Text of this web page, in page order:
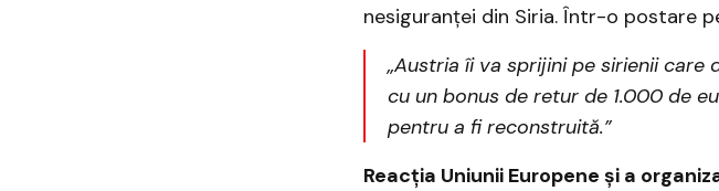
nesiguranței din Siria. Într-o postare
„Austria îi va sprijini pe sirienii
cu un bonus de retur de 1.000 de
pentru a fi reconstruită.”
Reacția Uniunii Europene și a